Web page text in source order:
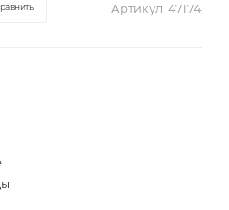
Артикул: 47174